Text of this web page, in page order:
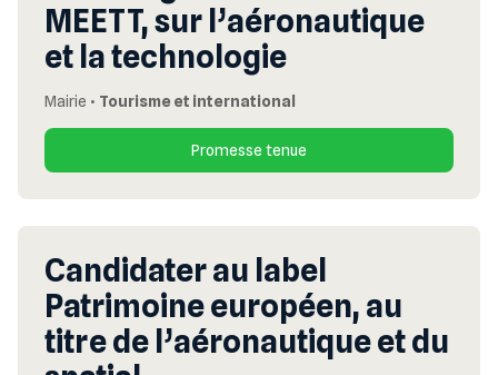
MEETT, sur l’aéronautique
et la technologie
Mairie • Tourisme et international
Promesse tenue
Candidater au label
Patrimoine européen, au
titre de l’aéronautique et du